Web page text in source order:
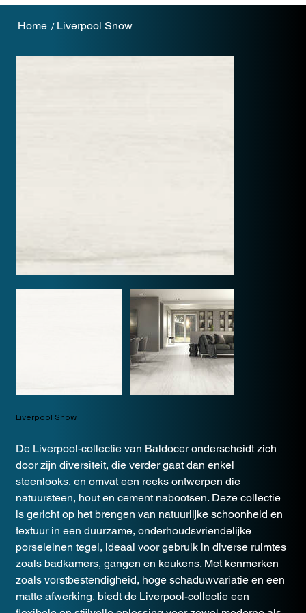
Home / Liverpool Snow
Liverpool Snow
De Liverpool-collectie van Baldocer onderscheidt zich
door zijn diversiteit, die verder gaat dan enkel
steenlooks, en omvat een reeks ontwerpen die
natuursteen, hout en cement nabootsen. Deze collectie
is gericht op het brengen van natuurlijke schoonheid en
textuur in een duurzame, onderhoudsvriendelijke
porseleinen tegel, ideaal voor gebruik in diverse ruimtes
zoals badkamers, gangen en keukens. Met kenmerken
zoals vorstbestendigheid, hoge schaduwvariatie en een
matte afwerking, biedt de Liverpool-collectie een